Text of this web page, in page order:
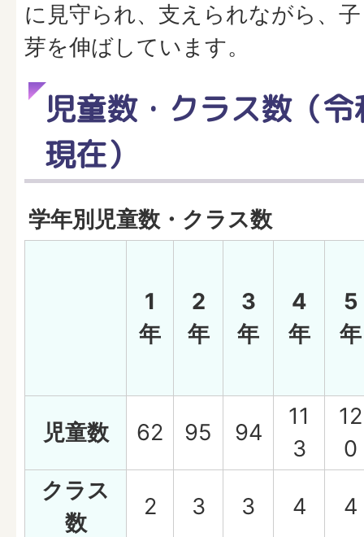
に見守られ、支えられながら、
芽を伸ばしています。
児童数・クラス数（
現在）
学年別児童数・クラス数
1
年
2
年
3
年
4
年
5
年
児童数 62 95 94
11
3
12
0
クラス
数
2 3 3 4 4